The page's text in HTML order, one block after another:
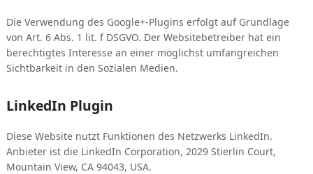
Die Verwendung des Google+-Plugins erfolgt auf Grundlage
von Art. 6 Abs. 1 lit. f DSGVO. Der Websitebetreiber hat ein
berechtigtes Interesse an einer möglichst umfangreichen
Sichtbarkeit in den Sozialen Medien.
LinkedIn Plugin
Diese Website nutzt Funktionen des Netzwerks LinkedIn.
Anbieter ist die LinkedIn Corporation, 2029 Stierlin Court,
Mountain View, CA 94043, USA.